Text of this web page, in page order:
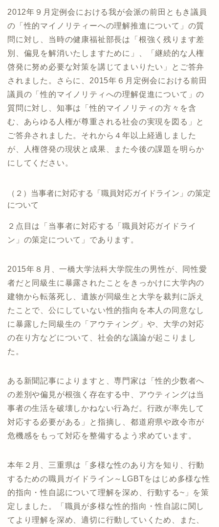
2012年９月定例会における我が会派の前田ともき議員
の「性的マイノリティーへの理解推進について」の質
問に対し、当時の健康福祉部長は「根強く残ります差
別、偏見を解消いたしますために」、「継続的な人権
啓発に努め必要な対策を講じてまいりたい」とご答弁
されました。さらに、2015年６月定例会における前田
議員の「性的マイノリティへの理解促進について」の
質問に対し、知事は「性的マイノリティの方々を含
む、あらゆる人権が尊重される社会の実現を図る」と
ご答弁されました。それから４年以上経過しました
が、人権啓発の現状と成果、また今後の課題を明らか
にしてください。
（２）当事者に対応する「職員対応ガイドライン」の策定
について
２点目は「当事者に対応する「職員対応ガイドライ
ン」の策定について」であります。
2015年８月、一橋大学法科大学院生の男性が、同性愛
者だと同級生に暴露されたことをきっかけに大学内の
建物から転落死し、遺族が同級生と大学を裁判に訴え
たことで、公にしていない性的指向を本人の同意なし
に暴露した同級生の「アウティング」や、大学の対応
の在り方などについて、社会的な議論が起こりまし
た。
ある新聞記事によりますと、専門家は「性的少数者へ
の差別や偏見が根強く存在する中、アウティングは当
事者の生活を破壊しかねない行為だ。行政が率先して
対応する必要がある」と指摘し、都道府県や政令市が
危機感をもって対応を整備するよう求めています。
本年２月、三重県は「多様な性のあり方を知り、行動
するための職員ガイドライン～LGBTをはじめ多様な性
的指向・性自認について理解を深め、行動する~」を策
定しました。「職員が多様な性的指向・性自認に関し
てより理解を深め、適切に行動していくため、また、